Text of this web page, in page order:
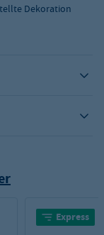
Dekoration
Express